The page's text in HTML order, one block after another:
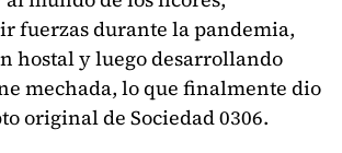
fuerzas durante la pandemia,
hostal y luego desarrollando
mechada, lo que finalmente dio
original de Sociedad 0306.